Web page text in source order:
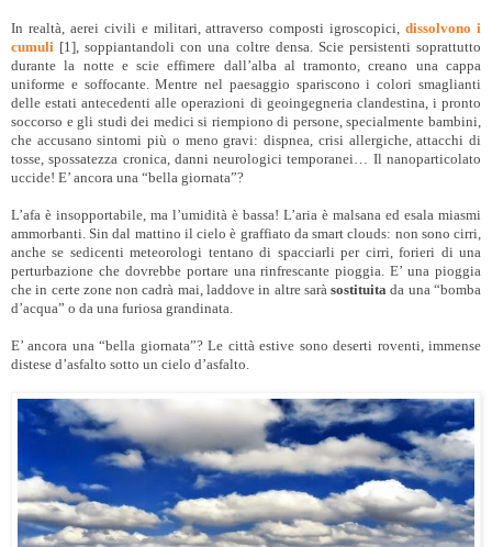
In realtà, aerei civili e militari, attraverso composti igroscopici,dissolvono i
cumuli [1], soppiantandoli con una coltre densa. Scie persistenti soprattutto
durante la notte e scie effimere dall’alba al tramonto, creano una cappa
uniforme e soffocante. Mentre nel paesaggio spariscono i colori smaglianti
delle estati antecedenti alle operazioni di geoingegneria clandestina, i pronto
soccorso e gli studi dei medici si riempiono di persone, specialmente bambini,
che accusano sintomi più o meno gravi: dispnea, crisi allergiche, attacchi di
tosse, spossatezza cronica, danni neurologici temporanei… Il nanoparticolato
uccide! E’ ancora una “bella giornata”?
L’afa è insopportabile, ma l’umidità è bassa! L’aria è malsana ed esala miasmi
ammorbanti. Sin dal mattino il cielo è graffiato da smart clouds: non sono cirri,
anche se sedicenti meteorologi tentano di spacciarli per cirri, forieri di una
perturbazione che dovrebbe portare una rinfrescante pioggia. E’ una pioggia
che in certe zone non cadrà mai, laddove in altre saràsostituita da una “bomba
d’acqua” o da una furiosa grandinata.
E’ ancora una “bella giornata”? Le città estive sono deserti roventi, immense
distese d’asfalto sotto un cielo d’asfalto.